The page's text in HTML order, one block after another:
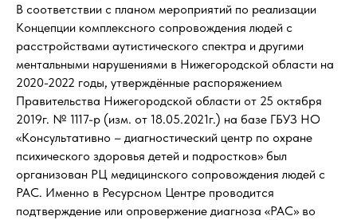
В соответствии с планом мероприятий по реализации
Концепции комплексного сопровождения людей с
расстройствами аутистического спектра и другими
ментальными нарушениями в Нижегородской области на
2020-2022 годы, утверждённые распоряжением
Правительства Нижегородской области от 25 октября
2019г. № 1117-р (изм. от 18.05.2021г.) на базе ГБУЗ НО
«Консультативно – диагностический центр по охране
психического здоровья детей и подростков» был
организован РЦ медицинского сопровождения людей с
РАС. Именно в Ресурсном Центре проводится
подтверждение или опровержение диагноза «РАС» во